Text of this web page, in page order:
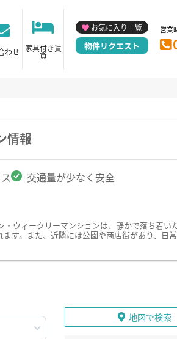
わせ 家具付き賃
貸
お気に入り一覧
物件リクエスト
営業
情報
交通量が少なく安全
ウィークリーマンションは、静かで落ち着い
す。また、近隣には公園や商店街があり、日
地図で検索